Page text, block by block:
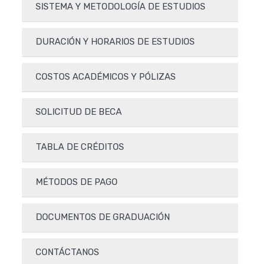
SISTEMA Y METODOLOGÍA DE ESTUDIOS
DURACIÓN Y HORARIOS DE ESTUDIOS
COSTOS ACADÉMICOS Y PÓLIZAS
SOLICITUD DE BECA
TABLA DE CRÉDITOS
MÉTODOS DE PAGO
DOCUMENTOS DE GRADUACIÓN
CONTÁCTANOS